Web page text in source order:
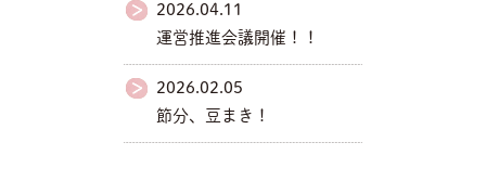
2026.04.11
運営推進会議開催！！
2026.02.05
節分、豆まき！